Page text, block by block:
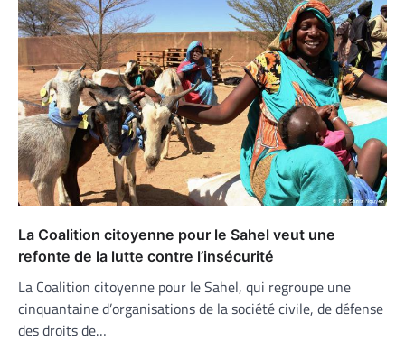
La Coalition citoyenne pour le Sahel veut une
refonte de la lutte contre l’insécurité
La Coalition citoyenne pour le Sahel, qui regroupe une
cinquantaine d’organisations de la société civile, de défense
des droits de…